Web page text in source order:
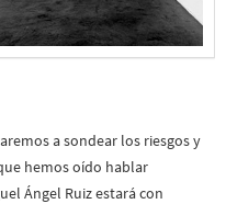
a sondear los riesgos y
hemos oído hablar
Ángel Ruiz estará con